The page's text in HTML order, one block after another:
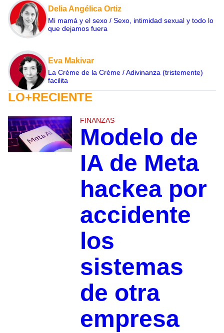
Delia Angélica Ortiz
Mi mamá y el sexo / Sexo, intimidad sexual y todo lo
que dejamos fuera
Eva Makivar
La Crème de la Crème / Adivinanza (tristemente)
facilita
LO+RECIENTE
FINANZAS
Modelo de
IA de Meta
hackea por
accidente
los
sistemas
de otra
empresa